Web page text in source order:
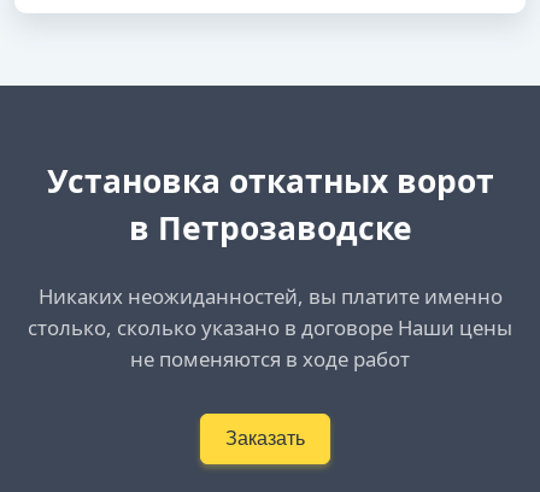
Установка откатных ворот
в Петрозаводске
Никаких неожиданностей, вы платите именно
столько, сколько указано в договоре Наши цены
не поменяются в ходе работ
Заказать